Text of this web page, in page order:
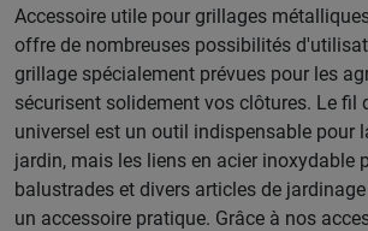
Accessoire utile pour grillages
offre de nombreuses possibilités
grillage spécialement prévues pour les
sécurisent solidement vos clôtures. Le fil
universel est un outil indispensable pour
jardin, mais les liens en acier inoxydable
balustrades et divers articles de
un accessoire pratique. Grâce à nos